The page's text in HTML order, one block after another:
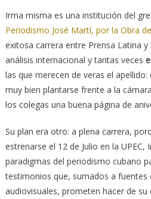
Irma misma es una institución del
Periodismo José Martí, por la Obra
exitosa carrera entre Prensa Latina
análisis internacional y tantas veces
las que merecen de veras el apellido:
muy bien plantarse frente a la
los colegas una buena página de
Su plan era otro: a plena carrera,
estrenarse el 12 de Julio en la
paradigmas del periodismo cubano
testimonios que, sumados a fuentes
audiovisuales, prometen hacer de su